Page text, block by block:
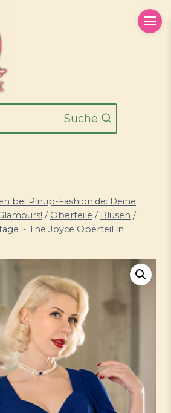
Suche
bei Pinup-Fashion.de: Deine
/ Oberteile / Blusen /
~ The Joyce Oberteil in